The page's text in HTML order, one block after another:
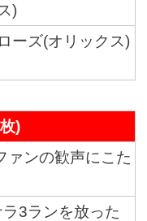
ス)
ローズ(オリックス)
)
ァンの歓声にこた
3ランを放った